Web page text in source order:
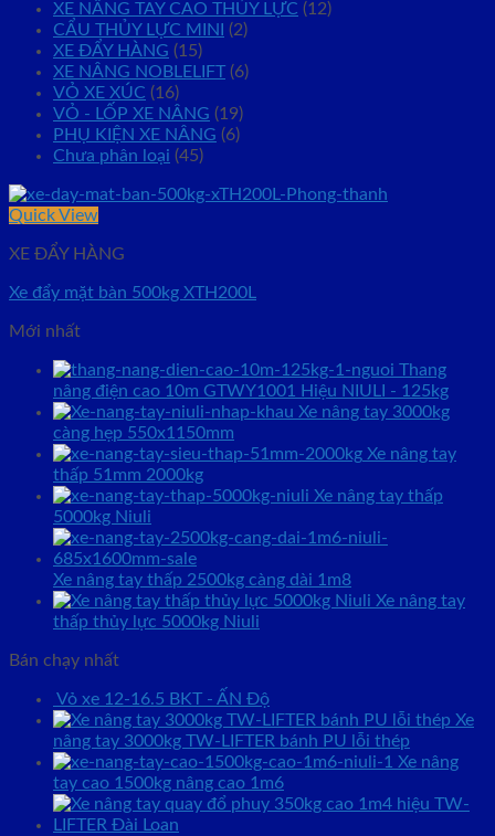
XE NÂNG TAY CAO THỦY LỰC (12)
CẨU THỦY LỰC MINI
(2)
XE ĐẨY HÀNG (15)
XE NÂNG NOBLELIFT (6)
VỎ XE XÚC (16)
VỎ - LỐP XE NÂNG (19)
PHỤ KIỆN XE NÂNG (6)
Chưa phân loại (45)
Quick View
XE ĐẨY HÀNG
Xe đẩy mặt bàn 500kg XTH200L
Mới nhất
Thang
nâng điện cao 10m GTWY1001 Hiệu NIULI - 125kg
Xe nâng tay 3000kg
càng hẹp 550x1150mm
Xe nâng tay
thấp 51mm 2000kg
Xe nâng tay thấp
5000kg Niuli
Xe nâng tay thấp 2500kg càng dài 1m8
Xe nâng tay
thấp thủy lực 5000kg Niuli
Bán chạy nhất
Vỏ xe 12-16.5 BKT - ẤN Độ
Xe
nâng tay 3000kg TW-LIFTER bánh PU lỗi thép
Xe nâng
tay cao 1500kg nâng cao 1m6